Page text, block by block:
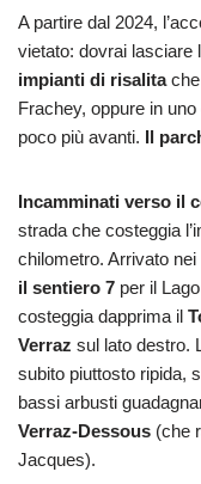
A partire dal 2024,
vietato: dovrai lasciare
impianti di risalitache
Frachey, oppure in
poco più avanti. Il
Incamminati verso il
strada che costeggia
chilometro. Arrivato nei
il sentiero 7 per il
costeggia dapprima il
Verraz sul lato destro.
subito piuttosto ripida,
bassi arbusti
Verraz-Dessous (che
Jacques).